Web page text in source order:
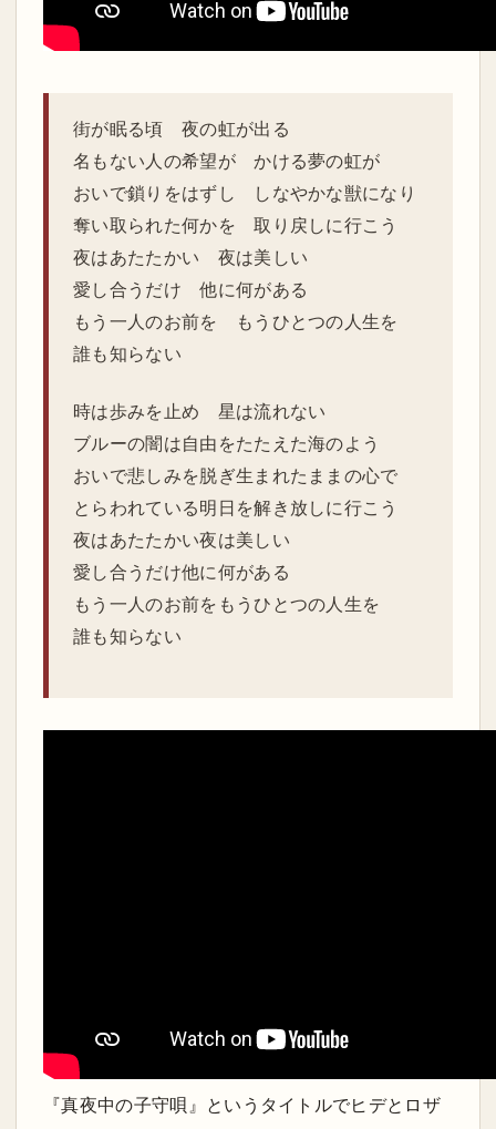
街が眠る頃 夜の虹が出る
名もない人の希望が かける夢の虹が
おいで鎖りをはずし しなやかな獣になり
奪い取られた何かを 取り戻しに行こう
夜はあたたかい 夜は美しい
愛し合うだけ 他に何がある
もう一人のお前を もうひとつの人生を
誰も知らない
時は歩みを止め 星は流れない
ブルーの闇は自由をたたえた海のよう
おいで悲しみを脱ぎ生まれたままの心で
とらわれている明日を解き放しに行こう
夜はあたたかい夜は美しい
愛し合うだけ他に何がある
もう一人のお前をもうひとつの人生を
誰も知らない
『真夜中の子守唄』というタイトルでヒデとロザ